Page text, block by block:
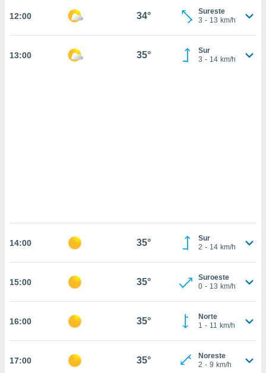
en
perfil
y
de
En
12:00 34°
Sureste
3 - 13 km/h
13:00 35°
Sur
3 - 14 km/h
14:00 35°
Sur
2 - 14 km/h
15:00 35°
Suroeste
0 - 13 km/h
16:00 35°
Norte
1 - 11 km/h
17:00 35°
Noreste
2 - 9 km/h